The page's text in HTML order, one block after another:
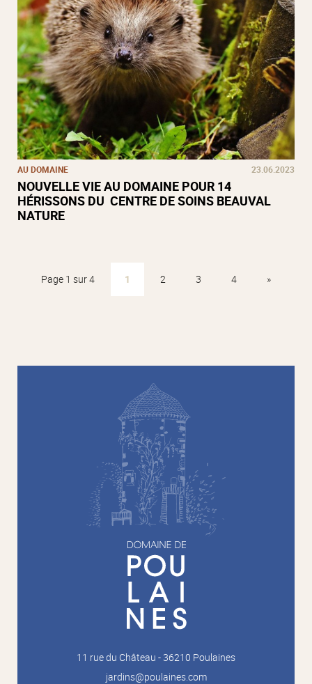
AU DOMAINE 23.06.2023
NOUVELLE VIE AU DOMAINE POUR 14
HÉRISSONS DU CENTRE DE SOINS BEAUVAL
NATURE
Page 1 sur 4 1 2 3 4 »
11 rue du Château - 36210 Poulaines
jardins@poulaines.com